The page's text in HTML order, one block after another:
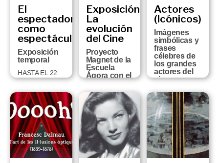
El
espectador
como
espectáculo
Exposición
temporal
HASTA EL 22
DE MAYO
Exposición:
La
evolución
del Cine
Proyecto
Magnet de la
Escuela
Ágora con el
Museo del
Cine
SÁBADO 29 Y
DOMINGO 30
DE MAYO
Actores
(Icónicos)
Imágenes
simbólicas y
frases
célebres de
los grandes
actores del
cine.
Vicenç
Arroyo
DEL 13 DE
OCTUBRE DE
2020 AL 25 DE
ABRIL DE 2021